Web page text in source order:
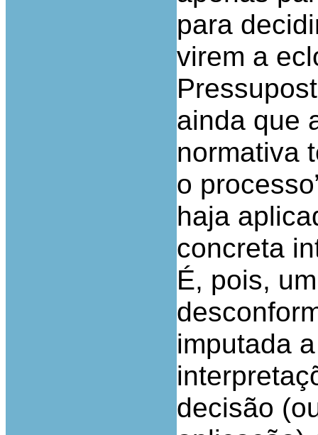
para
virem a
ainda que
normativa
o
haja
concreta
É, pois,
imputada
decisão